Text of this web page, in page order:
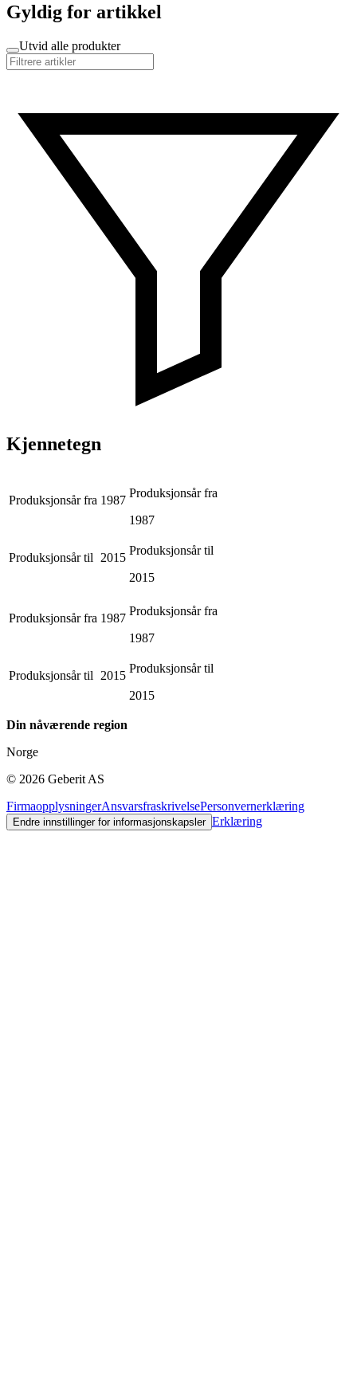
Gyldig for artikkel
Utvid alle produkter
Kjennetegn
Produksjonsår fra 1987
Produksjonsår fra
1987
Produksjonsår til 2015
Produksjonsår til
2015
Produksjonsår fra 1987
Produksjonsår fra
1987
Produksjonsår til 2015
Produksjonsår til
2015
Din nåværende region
Norge
© 2026 Geberit AS
FirmaopplysningerAnsvarsfraskrivelsePersonvernerklæring
Endre innstillinger for informasjonskapsler Erklæring